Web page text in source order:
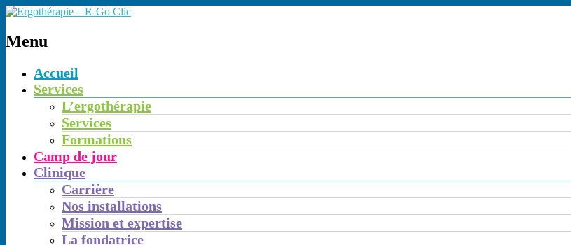
Menu
Accueil
Services
L’ergothérapie
Services
Formations
Camp de jour
Clinique
Carrière
Nos installations
Mission et expertise
La fondatrice